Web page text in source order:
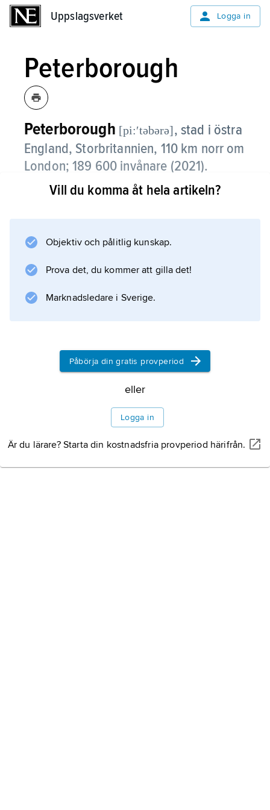
Uppslagsverket Logga in
Peterborough
Peterborough [pi:ʹtəbərə], stad i östra
England, Storbritannien, 110 km norr om
London; 189 600 invånare (2021).
Peterborough, som ligger vid floden Nene,
dieselmotor. Under 2000-talet har dessa
stadens näringsliv domineras numera av
service- och tjänstenäringar inom bland annat
rese- och försäkringsbranscherna.
Information om artikeln
Vill du komma åt hela artikeln?
Objektiv och pålitlig kunskap.
Prova det, du kommer att gilla det!
Marknadsledare i Sverige.
Påbörja din gratis provperiod
eller
Logga in
Är du lärare? Starta din kostnadsfria provperiod härifrån.